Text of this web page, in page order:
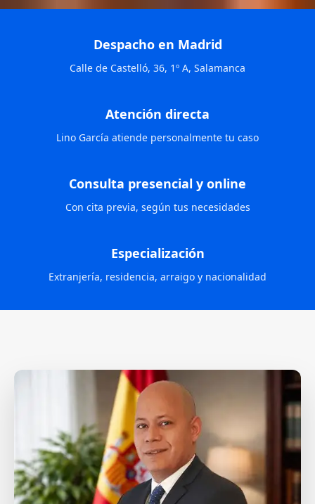
Despacho en Madrid
Calle de Castelló, 36, 1º A, Salamanca
Atención directa
Lino García atiende personalmente tu caso
Consulta presencial y online
Con cita previa, según tus necesidades
Especialización
Extranjería, residencia, arraigo y nacionalidad